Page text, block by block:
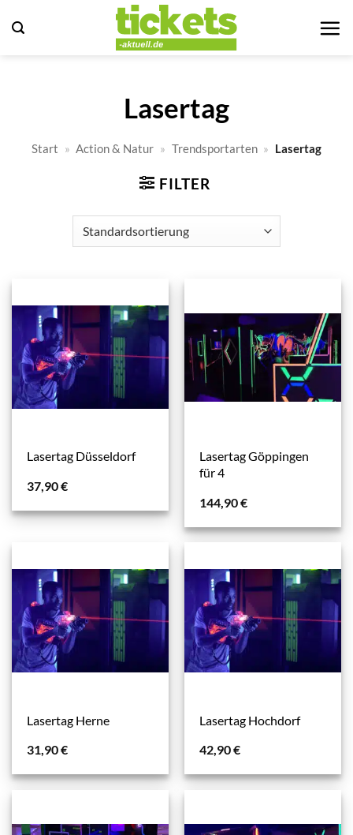
Inhalt
Lasertag
Start » Action & Natur » Trendsportarten » Lasertag
FILTER
Lasertag Düsseldorf
37,90€
Lasertag Göppingen
für 4
144,90€
Lasertag Herne
31,90€
Lasertag Hochdorf
42,90€